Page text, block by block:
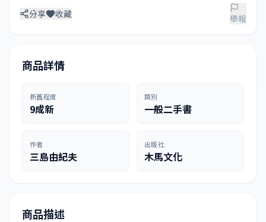
分享 收藏 舉報
商品詳情
新舊程度
9成新
類別
一般二手書
作者
三島由紀夫
出版社
木馬文化
商品描述